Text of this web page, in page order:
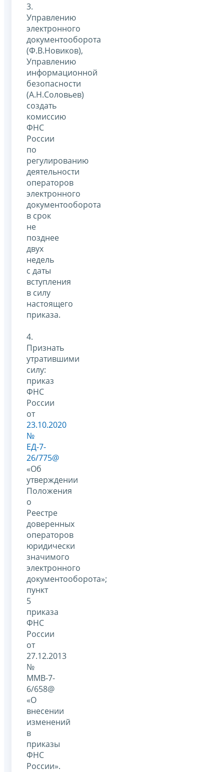
3.
Управлению
электронного
документооборота
(Ф.В.Новиков),
Управлению
информационной
безопасности
(А.Н.Соловьев)
создать
комиссию
ФНС
России
по
регулированию
деятельности
операторов
электронного
документооборота
в срок
не
позднее
двух
недель
с даты
вступления
в силу
настоящего
приказа.
4.
Признать
утратившими
силу:
приказ
ФНС
России
от
23.10.2020
№
ЕД-7-
26/775@
«Об
утверждении
Положения
о
Реестре
доверенных
операторов
юридически
значимого
электронного
документооборота»;
пункт
5
приказа
ФНС
России
от
27.12.2013
№
ММВ-7-
6/658@
«О
внесении
изменений
в
приказы
ФНС
России».